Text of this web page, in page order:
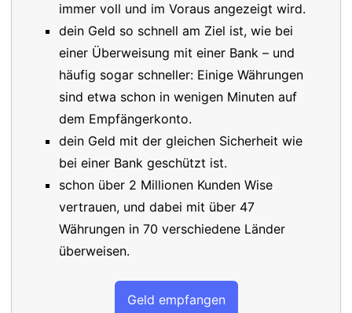
immer voll und im Voraus angezeigt wird.
dein Geld so schnell am Ziel ist, wie bei
einer Überweisung mit einer Bank – und
häufig sogar schneller: Einige Währungen
sind etwa schon in wenigen Minuten auf
dem Empfängerkonto.
dein Geld mit der gleichen Sicherheit wie
bei einer Bank geschützt ist.
schon über 2 Millionen Kunden Wise
vertrauen, und dabei mit über 47
Währungen in 70 verschiedene Länder
überweisen.
Geld empfangen